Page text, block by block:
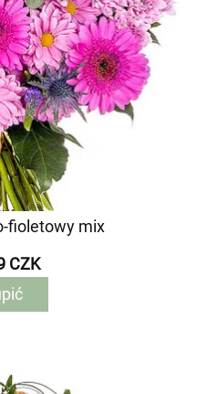
fioletowy mix
CZK